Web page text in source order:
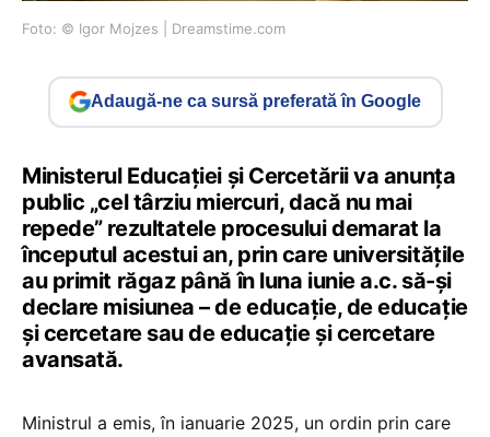
Foto: © Igor Mojzes | Dreamstime.com
Adaugă-ne ca sursă preferată în Google
Ministerul Educației și Cercetării va anunța
public „cel târziu miercuri, dacă nu mai
repede” rezultatele procesului demarat la
începutul acestui an, prin care universitățile
au primit răgaz până în luna iunie a.c. să-și
declare misiunea – de educație, de educație
și cercetare sau de educație și cercetare
avansată.
Ministrul a emis, în ianuarie 2025, un ordin prin care